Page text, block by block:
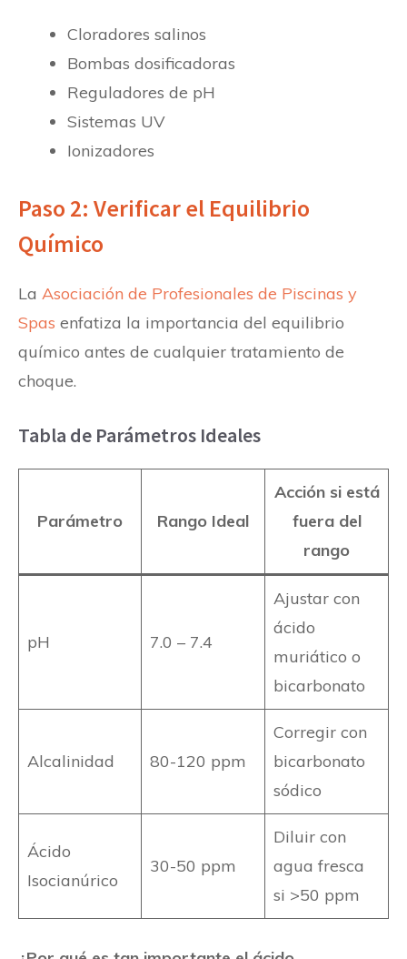
Cloradores salinos
Bombas dosificadoras
Reguladores de pH
Sistemas UV
Ionizadores
Paso 2: Verificar el Equilibrio
Químico
La Asociación de Profesionales de Piscinas y
Spas enfatiza la importancia del equilibrio
químico antes de cualquier tratamiento de
choque.
Tabla de Parámetros Ideales
Parámetro Rango Ideal
Acción si está
fuera del
rango
pH 7.0 – 7.4
Ajustar con
ácido
muriático o
bicarbonato
Alcalinidad 80-120 ppm
Corregir con
bicarbonato
sódico
Ácido
Isocianúrico
30-50 ppm
Diluir con
agua fresca
si >50 ppm